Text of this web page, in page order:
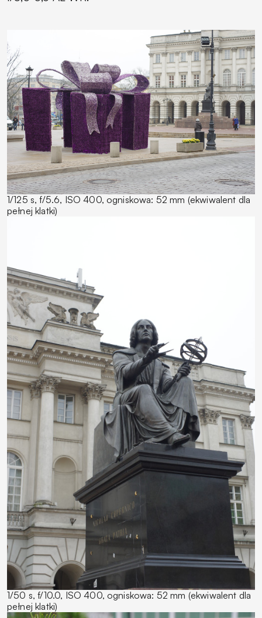
1/125 s, f/5.6, ISO 400, ogniskowa: 52 mm (ekwiwalent dla
pełnej klatki)
1/50 s, f/10.0, ISO 400, ogniskowa: 52 mm (ekwiwalent dla
pełnej klatki)